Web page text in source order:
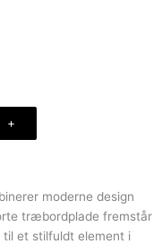
+
moderne design
træbordplade fremstår
et stilfuldt element i